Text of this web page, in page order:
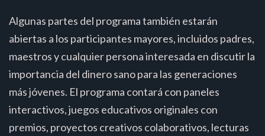
Algunas partes del programa también estarán
abiertas a los participantes mayores, incluidos padres,
maestros y cualquier persona interesada en discutir la
importancia del dinero sano para las generaciones
más jóvenes. El programa contará con paneles
interactivos, juegos educativos originales con
premios, proyectos creativos colaborativos, lecturas